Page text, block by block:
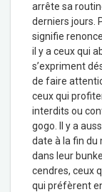
arrête sa
derniers jours.
signifie
il y a ceux qui
s’expriment
de faire
ceux qui
interdits ou
gogo. Il y a
date à la fin du
dans leur
cendres, ceux
qui préfèrent